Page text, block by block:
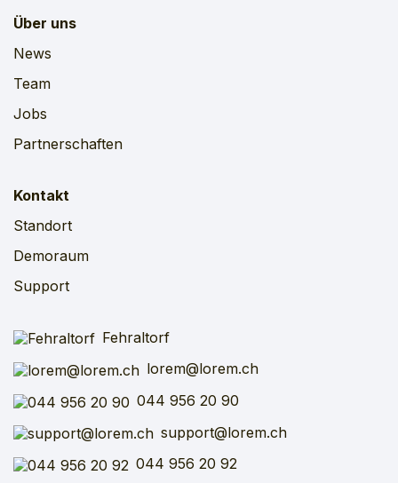
Über uns
News
Team
Jobs
Partnerschaften
Kontakt
Standort
Demoraum
Support
Fehraltorf
lorem@lorem.ch
044 956 20 90
support@lorem.ch
044 956 20 92